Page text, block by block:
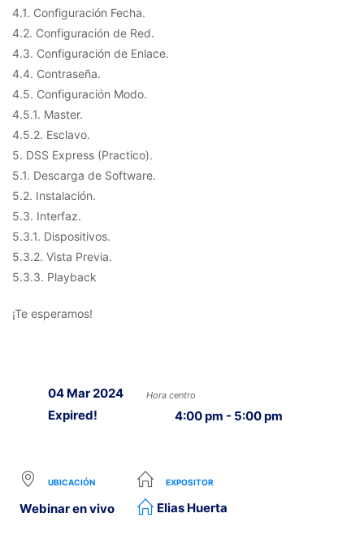
4.1. Configuración Fecha.
4.2. Configuración de Red.
4.3. Configuración de Enlace.
4.4. Contraseña.
4.5. Configuración Modo.
4.5.1. Master.
4.5.2. Esclavo.
5. DSS Express (Practico).
5.1. Descarga de Software.
5.2. Instalación.
5.3. Interfaz.
5.3.1. Dispositivos.
5.3.2. Vista Previa.
5.3.3. Playback
¡Te esperamos!
04 Mar 2024
Expired!
Hora centro
4:00 pm - 5:00 pm
UBICACIÓN
Webinar en vivo
EXPOSITOR
Elias Huerta